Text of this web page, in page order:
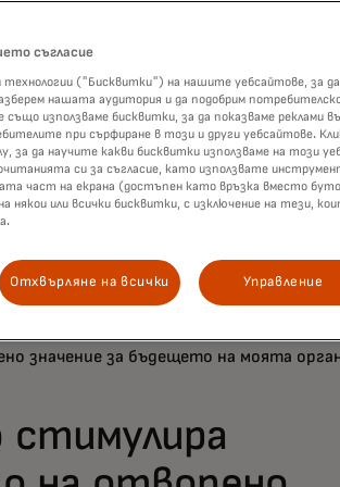
силния апетит за подобрено цифрово
тази технология като ключов
проучване показа, че:
финансовите си сметки
на финансови задачи.
отворено банкиране и са
в индустрията да се увеличи през
използването на отворено банкиране в
значение за бъдещето на моята
съгласие
технологии ("Бисквитки") на нашите уебсайтове, за да
нашата аудитория и да подобрим
също използваме бисквитки, за да показваме реклами
при сърфиране в този и други уебсайтове.
за да научите какви бисквитки използваме на този
си за съгласие, като използвате
част на екрана (достъпен като връзка вместо
някои или всички бисквитки, с изключение на тези,
Отхвърляне на всички Управление